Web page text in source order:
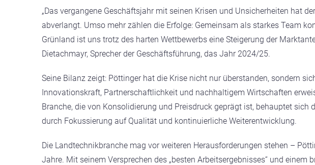
„Das vergangene Geschäftsjahr mit seinen Krisen und Unsicherheiten hat
abverlangt. Umso mehr zählen die Erfolge: Gemeinsam als starkes Team
Grünland ist uns trotz des harten Wettbewerbs eine Steigerung der
Dietachmayr, Sprecher der Geschäftsführung, das Jahr 2024/25.
Seine Bilanz zeigt: Pöttinger hat die Krise nicht nur überstanden, sondern
Innovationskraft, Partnerschaftlichkeit und nachhaltigem Wirtschaften
Branche, die von Konsolidierung und Preisdruck geprägt ist, behauptet sich
durch Fokussierung auf Qualität und kontinuierliche Weiterentwicklung.
Die Landtechnikbranche mag vor weiteren Herausforderungen stehen –
Jahre. Mit seinem Versprechen des „besten Arbeitsergebnisses“ und